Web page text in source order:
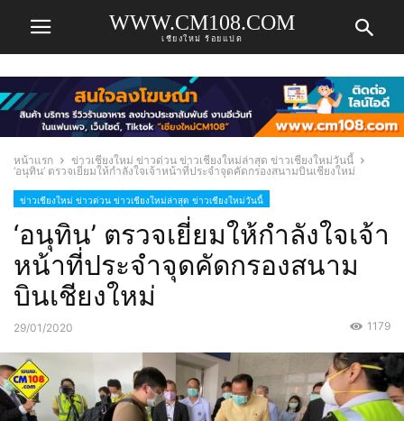
WWW.CM108.COM
เชียงใหม่ ร้อยแปด
หน้าแรก
ข่าวเชียงใหม่ ข่าวด่วน ข่าวเชียงใหม่ล่าสุด ข่าวเชียงใหม่วันนี้
‘อนุทิน’ ตรวจเยี่ยมให้กำลังใจเจ้าหน้าที่ประจำจุดคัดกรองสนามบินเชียงใหม่
ข่าวเชียงใหม่ ข่าวด่วน ข่าวเชียงใหม่ล่าสุด ข่าวเชียงใหม่วันนี้
‘อนุทิน’ ตรวจเยี่ยมให้กำลังใจเจ้า
หน้าที่ประจำจุดคัดกรองสนาม
บินเชียงใหม่
29/01/2020 1179